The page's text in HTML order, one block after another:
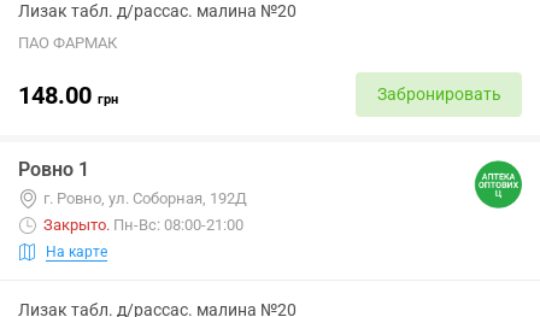
Лизак табл. д/рассас. малина №20
ПАО ФАРМАК
148.00 грн Забронировать
Ровно 1
г. Ровно, ул. Соборная, 192Д
Закрыто. Пн-Вс: 08:00-21:00
На карте
Лизак табл. д/рассас. малина №20